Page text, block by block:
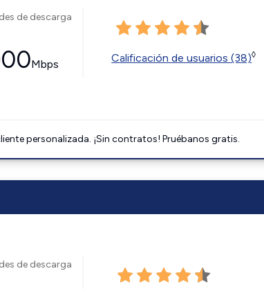
de descarga
Mbps Calificación de usuarios (38)◊
personalizada. ¡Sin contratos! Pruébanos gratis.
de descarga